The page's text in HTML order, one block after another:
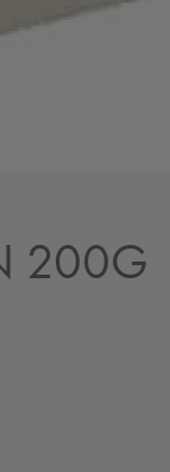
200G